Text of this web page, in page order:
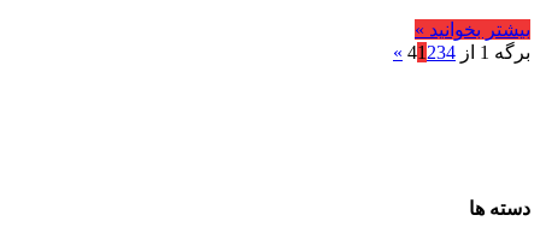
بیشتر بخوانید »
برگه 1 از 4
1 234
»
دسته ها